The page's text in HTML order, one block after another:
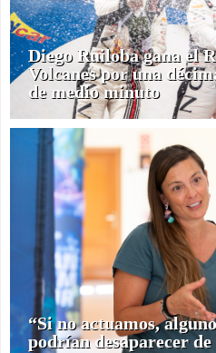
Diego Ruiloba gana el
Volcanes por una
de medio minuto
“Si no actuamos,
podrían desaparecer